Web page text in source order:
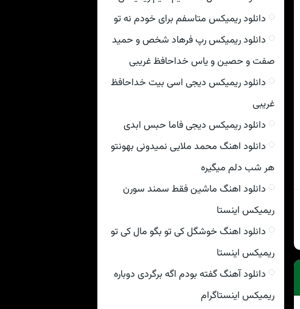
دانلود ریمیکس متاسفم برای خودم نه تو
دانلود ریمیکس رپ فرهاد شخص و حمید
صفت و حصین و یاس خداحافظ غریبی
دانلود ریمیکس دیجی اسی بیت خداحافظ
غریبی
دانلود ریمیکس دیجی فاما حبس ابدی
دانلود اهنگ محمد ملایی نمیدونی بهونتو
هر شب دلم میگیره
دانلود اهنگ ماشین فقط سمند سورن
ریمیکس اینستا
دانلود اهنگ خوشگل کی تو بگو مال کی تو
ریمیکس اینستا
دانلود آهنگ گفته بودم اگه برگردی دوباره
ریمیکس اینستاگرام